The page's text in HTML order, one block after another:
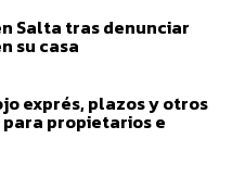
Salta tras denunciar
su casa
exprés, plazos y otros
propietarios e